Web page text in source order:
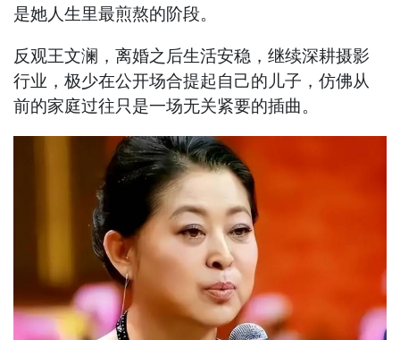
是她人生里最煎熬的阶段。
反观王文澜，离婚之后生活安稳，继续深耕摄影
行业，极少在公开场合提起自己的儿子，仿佛从
前的家庭过往只是一场无关紧要的插曲。